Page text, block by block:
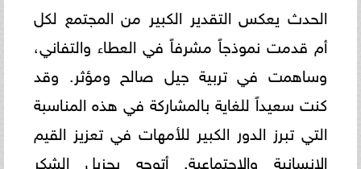
الحدث يعكس التقدير الكبير من المجتمع لكل
أم قدمت نموذجاً مشرفاً في العطاء والتفاني،
وساهمت في تربية جيل صالح ومؤثر. وقد
كنت سعيداً للغاية بالمشاركة في هذه المناسبة
التي تبرز الدور الكبير للأمهات في تعزيز القيم
الإنسانية والاجتماعية. أتوجه بجزيل الشكر